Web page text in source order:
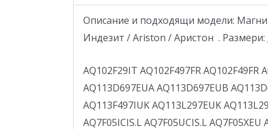
Описание и подходящи модели:
Индезит / Ariston / Аристон .
AQ102F29IT AQ102F497FR AQ102F49FR AQ102F49HEU AQ103D49EUA AQ103D49EUB AQ103F69CEU AQ103F69EU AQ111D49CIS AQ113D697EUA AQ113D697EUB AQ113D697FR AQ113D697IUK AQ113D697SUK AQ113D697UK AQ113D69EUA AQ113D69FR AQ113F497EUK AQ113F497IUK AQ113L297EUK AQ113L297IUK AQ70F05CIS AQ70F05ICIS AQ70L05CIS AQ72D09CIS AQ7D29IEX AQ7D29UCIS.L AQ7D49UCIS.L AQ7F05ICIS.L AQ7F05UCIS.L AQ7F05XEU AQ7F09UCIS.L AQ7F293UEU AQ7F293UEU/E AQ7F29IUK AQ7F29IUKE AQ7L05UAG AQ7L05UAUS AQ7L05UCIS.L AQ7L092UEU AQ7L092UEU/E AQ7L093XEU AQ7L093XEU/E AQ7L09IIT AQ7L09IIT/E AQ7L105UCN AQ7L29UEU/E AQ7L29UHIT/E AQ7L492UEU AQ8D292UTK AQ8D492UEU/VA AQ8F292UEU AQ8F292UEU/E AQ8F292UEUV AQ8F292UIT AQ8F292UIT/E AQ8F297UHRU AQ8F29UEUC AQ8F29UTK AQ8F492UEU AQ8F492UEU/E AQ8F492UFR AQ8F492UFR/E AQ8L05UEU AQ8L092UEU AQ8L092UEU/E AQ8L092UIT AQ8L092UIT/E AQ8L092UTK AQ8L09IIT AQ8L09UTK AQ8L292UEU AQ8L292UEU7E AQ8L492UFR AQ91D29CIS AQ91F09CIS AQ92F09IT AQ92F29FR AQ92F29HIT AQ92F29IT AQ93D49EUA AQ93F297EU AQ93F29EU AQ93F29XEU AQ93F69EU AQ9D292IEU/VB AQ9D297UHRUV AQ9D48UEX AQ9D48XEUA AQ9D48XEX AQ9D492UEUVA AQ9D492XEU/VB/E AQ9D492XEUVA AQ9D492XEUVA/E AQ9D492XEUVB AQ9D492XTKV AQ9D49UAUSV AQ9D49XEUVB AQ9D682UHEUA AQ9D691UEUVA AQ9D692SUKV AQ9D692UEU/VA/E AQ9D692UEUVA AQ9D692UUKV AQ9D69UEUVA AQ9F28XEX AQ9F291SHIT AQ9F291SHIT/E AQ9F291SIT AQ9F291SITV AQ9F291STKV AQ9F291UFR AQ9F291UFRV AQ9F292STKV AQ9F29UAGV AQ9F29UAUSV AQ9F29UEXV AQ9F29XAG AQ9F491SIT AQ9F491UFR AQ9F491UFRV AQ9F491UHFR AQ9F491XFRV AQ9F492IUKV AQ9F492UEU AQ9F492UEU/E AQ9F492UUKV AQ9F682U(EU)/E AQ9F682UEU AQ9F68UEU AQ9F691UFRV AQ9L091SIT AQ9L091SIT/E AQ9L291UFR AQ9L291UFR/E AQ9L292IUKV AQ9L292IUKVE AQ9L292UEU AQ9L292UEU/E AQ9L29UAUS AQLF8F292UEU AQS0F05ICIS AQS0F05SCIS AQS0F25CIS AQS0L05CIS AQS1D09CIS AQS1D29CIS AQS1F09CIS AQS70F05ICIS AQS70F05SCIS AQS70F25CIS AQS70L05CIS AQS81D29CIS AQS81D29SCIS AQSD09UCIS.L AQSD291UEE AQSD291UEE/E AQSD29UCIS.L AQSD29UEUB AQSF05ICIS.L AQSF05SCIS.L AQSF05UCIS.L AQSF09UCIS.L AQSF09UEU/E AQSF291UEE AQSF291UEE/E AQSF291UIT AQSF291UIT/E AQSF29UEU/E AQSL05UCIS.L AQSL091UIT AQSL091UIT/E AQSL09UCIS.L AQSL09UEU/E AQXXMD129AUS AR103IT AR103IT(ARCADIA) AR103IT/E AR63IT AR63IT(ARCADIA) AR6F105CN AR6F105EX AR6F105EX(ARCADIA) AR6F85EX AR6F85EX(ARCADIA) AR6L105EX AR6L105EX(ARCADIA) AR6L125EX AR6L65EX AR6L65EX(ARCADIA) AR6L65KW AR6L85AG(ARCADIA) AR6L85EX AR6L85EX(ARCADIA) AR6L95EX AR6L95EX(ARCADIA) AR7D125EX.C AR7D125KEX AR7F105AG AR7F105AG.C AR7F105AG.C(ARCADIA) AR7F105EX AR7F105EX(ARCADIA) AR7F105SAG AR7F105SAG(ARCADIA) AR7F125SEX AR7F129EXV AR7L105EX AR7L105EX.C(ARCADIA) AR7L125EX AR7L125EX.C AR7L125EX.C(ARCADIA) AR7L85AG AR7L85AG.C AR7L85AG.C(ARCADIA) AR7L85EX.C AR7L85EX.C(ARCADIA) AR7L85SEX AR7L85SEX(ARCADIA) AR83IT AR83IT(ARCADIA) AR9F129EXVS ARF105AUS ARGD129EU.R ARGD129EU.R(ARCADIA) ARGD149EU.R ARGD149EU.R(ARCADIA) ARGD149KEU.R ARGD149KEUR(ARCADIA) ARGD169EU ARGD169EU(ARCADIA) ARGF102STK ARGF109IT.R ARGF125EU.R ARGF125EU.R(ARCADIA) ARGF125FR.R ARGF125FR.R(ARCADIA) ARGF129IT.R ARGF129IT.R(ARCADIA) ARGF129XEU ARGF129XEU/E ARGL105EU.R ARGL105EUR(ARCADIA) ARGL109IT.R ARGL109IT.R(ARCADIA) ARL100CSI.L(ARCADIA) ARL105EU ARL105TK ARL62TK ARL62TK(ARCADIA)